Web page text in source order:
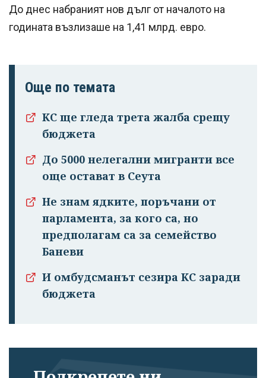
До днес набраният нов дълг от началото на
годината възлизаше на 1,41 млрд. евро.
Още по темата
КС ще гледа трета жалба срещу
бюджета
До 5000 нелегални мигранти все
още остават в Сеута
Не знам ядките, поръчани от
парламента, за кого са, но
предполагам са за семейство
Баневи
И омбудсманът сезира КС заради
бюджета